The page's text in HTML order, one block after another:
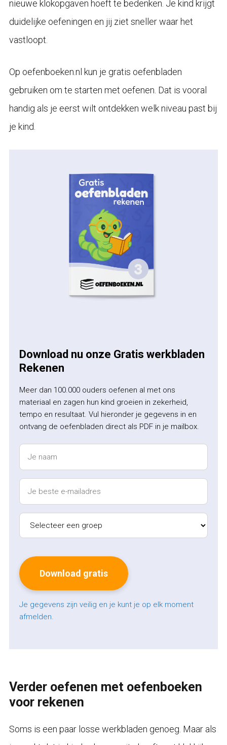
nieuwe klokopgaven hoeft te bedenken. Je kind krijgt
duidelijke oefeningen en jij ziet sneller waar het
vastloopt.
Op oefenboeken.nl kun je gratis oefenbladen
gebruiken om te starten met oefenen. Dat is vooral
handig als je eerst wilt ontdekken welk niveau past bij
je kind.
Download nu onze Gratis werkbladen
Rekenen
Meer dan 100.000 ouders oefenen al met ons
materiaal en zagen hun kind groeien in zekerheid,
tempo en resultaat. Vul hieronder je gegevens in en
ontvang de oefenbladen direct als PDF in je mailbox.
Je gegevens zijn veilig en je kunt je op elk moment
afmelden.
Verder oefenen met oefenboeken
voor rekenen
Soms is een paar losse werkbladen genoeg. Maar als